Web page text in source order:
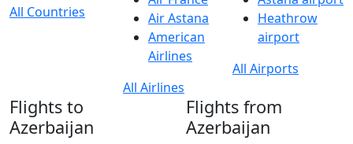
All Countries
Air Astana
American
Airlines
All Airlines
Heathrow
airport
All Airports
Flights to
Azerbaijan
Flights from
Azerbaijan